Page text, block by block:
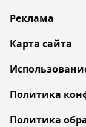
Реклама
Карта сайта
Политика
Политика